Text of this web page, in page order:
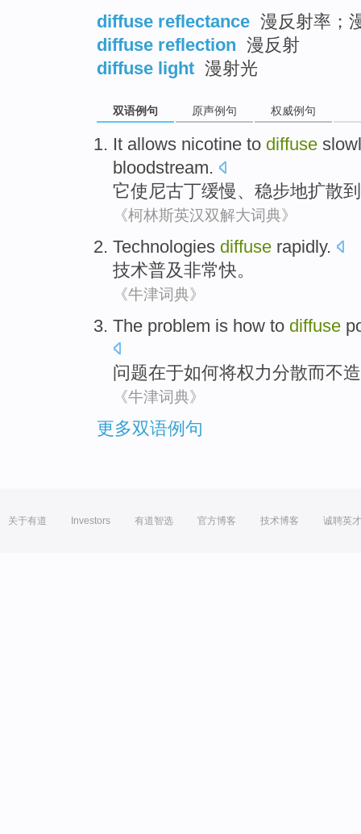
diffuse reflectance 漫反射率；
diffuse reflection 漫反射
diffuse light 漫射光
双语例句 原声例句 权威例句
It allows nicotine to diffuse
bloodstream.
它使尼古丁缓慢、 稳步地扩散到
《柯林斯英汉双解大词典》
Technologies diffuse rapidly.
技术普及非常快。
《牛津词典》
The problem is how to diffuse
问题在于如何将权力分散而不
《牛津词典》
更多双语例句
关于有道 Investors 有道智选 官方博客 技术博客 诚聘英才